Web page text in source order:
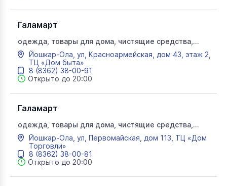
Галамарт
одежда, товары для дома, чистящие средства,
посуда, подарки
Йошкар-Ола, ул, Красноармейская, дом 43, этаж 2,
ТЦ «Дом быта»
8 (8362) 38-00-91
Открыто до 20:00
Галамарт
одежда, товары для дома, чистящие средства,
посуда, подарки
Йошкар-Ола, ул, Первомайская, дом 113, ТЦ «Дом
Торговли»
8 (8362) 38-00-81
Открыто до 20:00